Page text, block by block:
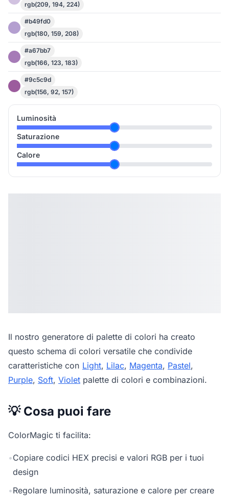
rgb(209, 194, 224)
#b49fd0
rgb(180, 159, 208)
#a67bb7
rgb(166, 123, 183)
#9c5c9d
rgb(156, 92, 157)
Luminosità
Saturazione
Calore
Il nostro generatore di palette di colori ha creato
questo schema di colori versatile che condivide
caratteristiche con Light, Lilac, Magenta, Pastel,
Purple, Soft, Violet palette di colori e combinazioni.
💡 Cosa puoi fare
ColorMagic ti facilita:
•Copiare codici HEX precisi e valori RGB per i tuoi
design
•Regolare luminosità, saturazione e calore per creare